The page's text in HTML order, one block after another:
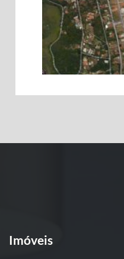
Imóveis